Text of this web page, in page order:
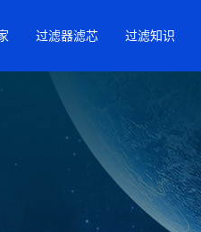
过滤器滤芯 过滤知识